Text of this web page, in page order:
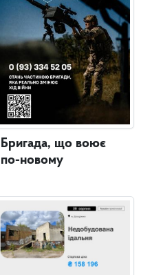
Бригада, що воює
по-новому